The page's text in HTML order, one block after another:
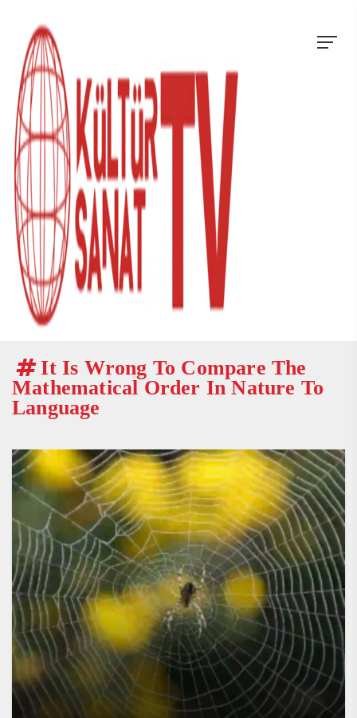
It Is Wrong To Compare The
Mathematical Order In Nature To
Language